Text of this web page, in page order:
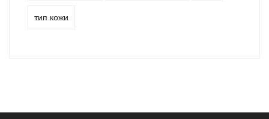
тип кожи